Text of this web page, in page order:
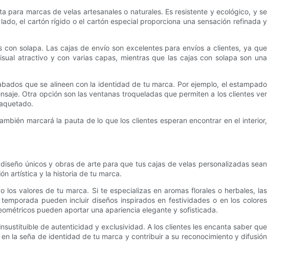
para marcas de velas artesanales o naturales. Es resistente y ecológico, y se
el cartón rígido o el cartón especial proporciona una sensación refinada y
solapa. Las cajas de envío son excelentes para envíos a clientes, ya que
atractivo y con varias capas, mientras que las cajas con solapa son una
que se alineen con la identidad de tu marca. Por ejemplo, el estampado
Otra opción son las ventanas troqueladas que permiten a los clientes ver
marcará la pauta de lo que los clientes esperan encontrar en el interior,
únicos y obras de arte para que tus cajas de velas personalizadas sean
artística y la historia de tu marca.
valores de tu marca. Si te especializas en aromas florales o herbales, las
pueden incluir diseños inspirados en festividades o en los colores
pueden aportar una apariencia elegante y sofisticada.
de autenticidad y exclusividad. A los clientes les encanta saber que
la seña de identidad de tu marca y contribuir a su reconocimiento y difusión